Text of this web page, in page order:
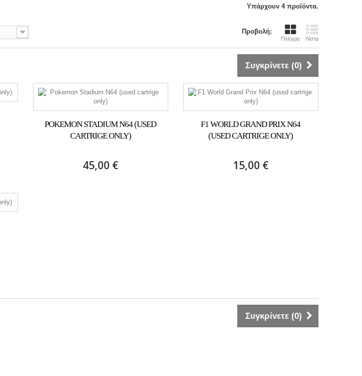
Υπάρχουν 4 προϊόντα.
Προβολή:
Πλέγμα Λίστα
Συγκρίνετε (0)
POKEMON STADIUM N64 (USED
CARTRIGE ONLY)
45,00 €
F1 WORLD GRAND PRIX N64
(USED CARTRIGE ONLY)
15,00 €
Συγκρίνετε (0)